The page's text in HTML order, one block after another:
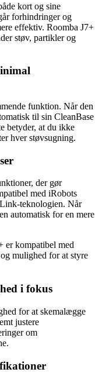
kort og sine
forhindringer og
effektiv. Roomba J7+
støv, partikler og
funktion. Når den
til sin CleanBase
betyder, at du ikke
hver støvsugning.
der gør
med iRobots
teknologien. Når
automatisk for en mere
er kompatibel med
mulighed for at styre
i fokus
for at skemalægge
justere
om